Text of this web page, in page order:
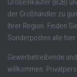
Großeinkäufer (B2B)
der Großhändler zu
Ihrer Region. Finden
Sonderposten alle
Gewerbetreibende
willkommen.